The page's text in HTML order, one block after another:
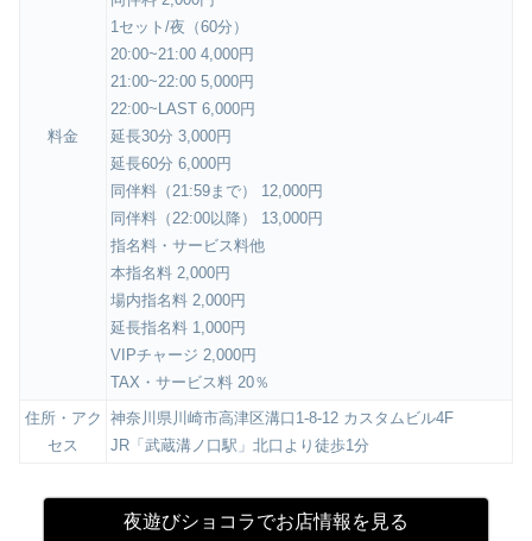
料金
1セット/夜（60分）
20:00~21:00 4,000円
21:00~22:00 5,000円
22:00~LAST 6,000円
延長30分 3,000円
延長60分 6,000円
同伴料（21:59まで） 12,000円
同伴料（22:00以降） 13,000円
指名料・サービス料他
本指名料 2,000円
場内指名料 2,000円
延長指名料 1,000円
VIPチャージ 2,000円
TAX・サービス料 20％
住所・アク
セス
神奈川県川崎市高津区溝口1-8-12 カスタムビル4F
JR「武蔵溝ノ口駅」北口より徒歩1分
夜遊びショコラでお店情報を見る